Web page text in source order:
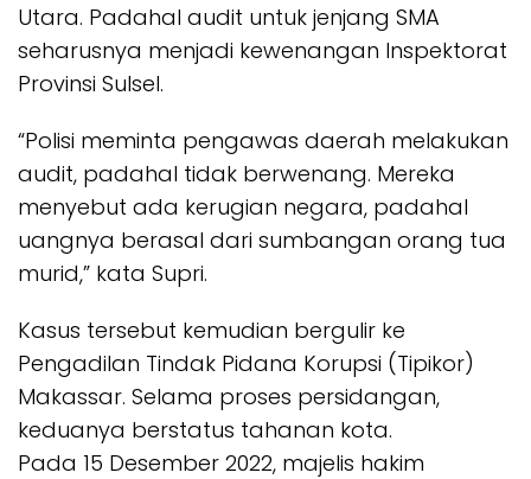
Utara. Padahal audit untuk jenjang SMA
seharusnya menjadi kewenangan Inspektorat
Provinsi Sulsel.
“Polisi meminta pengawas daerah melakukan
audit, padahal tidak berwenang. Mereka
menyebut ada kerugian negara, padahal
uangnya berasal dari sumbangan orang tua
murid,” kata Supri.
Kasus tersebut kemudian bergulir ke
Pengadilan Tindak Pidana Korupsi (Tipikor)
Makassar. Selama proses persidangan,
keduanya berstatus tahanan kota.
Pada 15 Desember 2022, majelis hakim